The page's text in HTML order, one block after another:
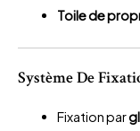
Toile de
Système De
Fixation par